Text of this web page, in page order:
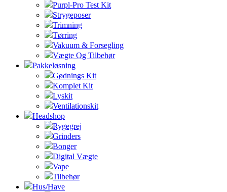
Purpl-Pro Test Kit
Strygeposer
Trimning
Tørring
Vakuum & Forsegling
Vægte Og Tilbehør
Pakkeløsning
Gødnings Kit
Komplet Kit
Lyskit
Ventilationskit
Headshop
Rygegrej
Grinders
Bonger
Digital Vægte
Vape
Tilbehør
Hus/Have